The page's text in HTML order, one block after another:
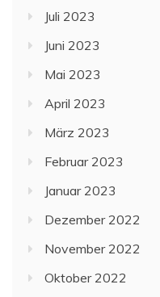
Juli 2023
Juni 2023
Mai 2023
April 2023
März 2023
Februar 2023
Januar 2023
Dezember 2022
November 2022
Oktober 2022